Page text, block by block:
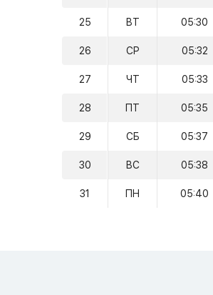
25 ВТ 05:30
26 СР 05:32
27 ЧТ 05:33
28 ПТ 05:35
29 СБ 05:37
30 ВС 05:38
31 ПН 05:40